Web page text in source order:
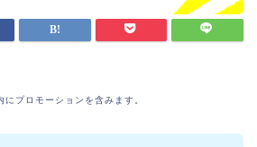
プロモーションを含みます。